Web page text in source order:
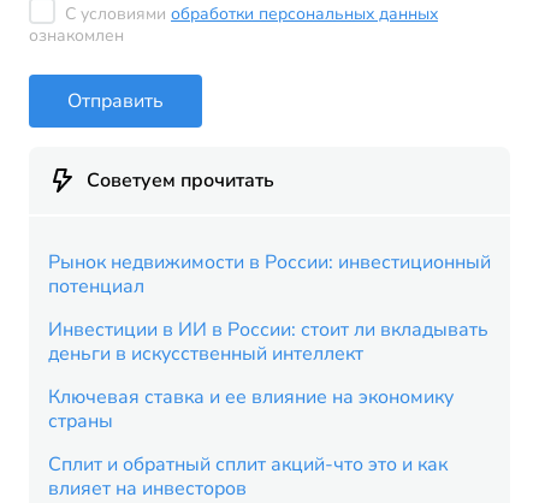
С условиями обработки персональных данных
ознакомлен
Отправить
Советуем прочитать
Рынок недвижимости в России: инвестиционный
потенциал
Инвестиции в ИИ в России: стоит ли вкладывать
деньги в искусственный интеллект
Ключевая ставка и ее влияние на экономику
страны
Сплит и обратный сплит акций-что это и как
влияет на инвесторов